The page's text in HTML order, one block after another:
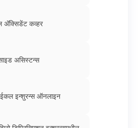
रिक्षा इन्शुरन्सऑनलाइन
इन्शुरन्स प्राइज आणि
रिन्यू ऑनलाइन
रिटर्न टू इनव्हॉइस
कव्हर
अ‍ॅक्सिडेंट कव्हर
असिस्टन्स
इन्शुरन्स ऑनलाइन